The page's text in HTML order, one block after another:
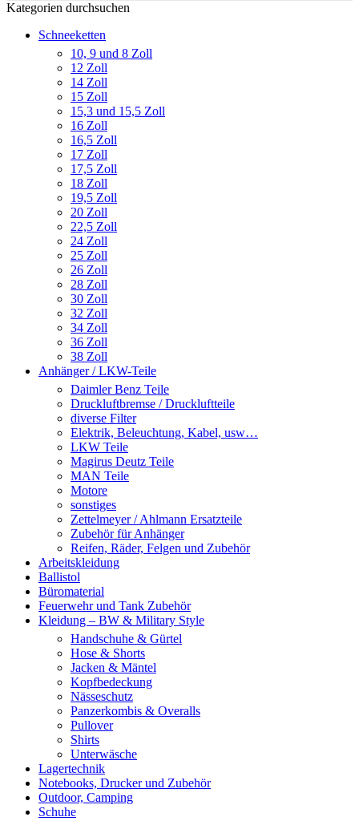
Kategorien durchsuchen
Schneeketten
10, 9 und 8 Zoll
12 Zoll
14 Zoll
15 Zoll
15,3 und 15,5 Zoll
16 Zoll
16,5 Zoll
17 Zoll
17,5 Zoll
18 Zoll
19,5 Zoll
20 Zoll
22,5 Zoll
24 Zoll
25 Zoll
26 Zoll
28 Zoll
30 Zoll
32 Zoll
34 Zoll
36 Zoll
38 Zoll
Anhänger / LKW-Teile
Daimler Benz Teile
Druckluftbremse / Druckluftteile
diverse Filter
Elektrik, Beleuchtung, Kabel, usw…
LKW Teile
Magirus Deutz Teile
MAN Teile
Motore
sonstiges
Zettelmeyer / Ahlmann Ersatzteile
Zubehör für Anhänger
Reifen, Räder, Felgen und Zubehör
Arbeitskleidung
Ballistol
Büromaterial
Feuerwehr und Tank Zubehör
Kleidung – BW & Military Style
Handschuhe & Gürtel
Hose & Shorts
Jacken & Mäntel
Kopfbedeckung
Nässeschutz
Panzerkombis & Overalls
Pullover
Shirts
Unterwäsche
Lagertechnik
Notebooks, Drucker und Zubehör
Outdoor, Camping
Schuhe